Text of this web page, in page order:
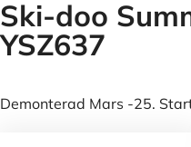
Ski-doo
YSZ637
Demonterad Mars -25.